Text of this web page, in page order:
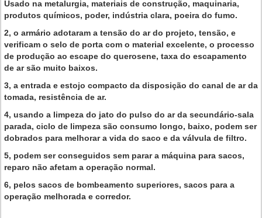
Usado na metalurgia, materiais de construção, maquinaria,
produtos químicos, poder, indústria clara, poeira do fumo.
2, o armário adotaram a tensão do ar do projeto, tensão, e
verificam o selo de porta com o material excelente, o processo
de produção ao escape do querosene, taxa do escapamento
de ar são muito baixos.
3, a entrada e estojo compacto da disposição do canal de ar da
tomada, resistência de ar.
4, usando a limpeza do jato do pulso do ar da secundário-sala
parada, ciclo de limpeza são consumo longo, baixo, podem ser
dobrados para melhorar a vida do saco e da válvula de filtro.
5, podem ser conseguidos sem parar a máquina para sacos,
reparo não afetam a operação normal.
6, pelos sacos de bombeamento superiores, sacos para a
operação melhorada e corredor.